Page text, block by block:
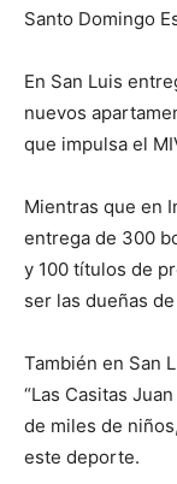
Santo Domingo
En San Luis
nuevos
que impulsa el
Mientras que en
entrega de 300
y 100 títulos de
ser las dueñas
También en San
“Las Casitas
de miles de
este deporte.